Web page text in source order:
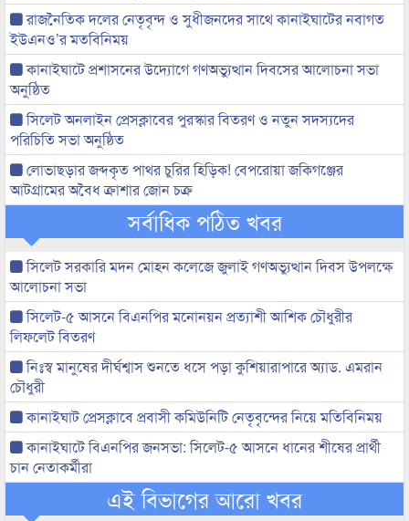
রাজনৈতিক দলের নেতৃবৃন্দ ও সুধীজনদের সাথে কানাইঘাটের নবাগত
ইউএনও’র মতবিনিময়
কানাইঘাটে প্রশাসনের উদ্যোগে গণঅভ্যুত্থান দিবসের আলোচনা সভা
অনুষ্ঠিত
সিলেট অনলাইন প্রেসক্লাবের পুরস্কার বিতরণ ও নতুন সদস্যদের
পরিচিতি সভা অনুষ্ঠিত
লোভাছড়ার জব্দকৃত পাথর চুরির হিড়িক! বেপরোয়া জকিগঞ্জের
আটগ্রামের অবৈধ ক্রাশার জোন চক্র
সর্বাধিক পঠিত খবর
সিলেট সরকারি মদন মোহন কলেজে জুলাই গণঅভ্যুত্থান দিবস উপলক্ষে
আলোচনা সভা
সিলেট-৫ আসনে বিএনপির মনোনয়ন প্রত্যাশী আশিক চৌধুরীর
লিফলেট বিতরণ
নিঃস্ব মানুষের দীর্ঘশ্বাস শুনতে ধসে পড়া কুশিয়ারাপারে অ্যাড. এমরান
চৌধুরী
কানাইঘাট প্রেসক্লাবে প্রবাসী কমিউনিটি নেতৃবৃন্দের নিয়ে মতিবিনিময়
কানাইঘাটে বিএনপির জনসভা: সিলেট-৫ আসনে ধানের শীষের প্রার্থী
চান নেতাকর্মীরা
এই বিভাগের আরো খবর